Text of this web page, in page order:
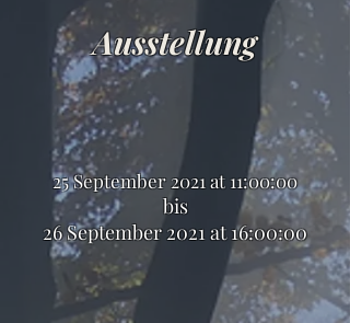
Ausstellung
25 September 2021 at 11:00:00
bis
26 September 2021 at 16:00:00